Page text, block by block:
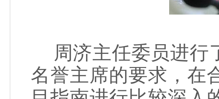
周济主任委员进行
名誉主席的要求，在